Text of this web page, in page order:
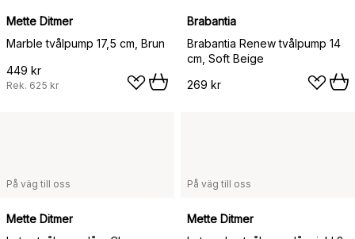
Mette Ditmer
Marble tvålpump 17,5 cm, Brun
449 kr
Rek. 625 kr
Brabantia
Brabantia Renew tvålpump 14
cm, Soft Beige
269 kr
På väg till oss
Mette Ditmer
På väg till oss
Mette Ditmer